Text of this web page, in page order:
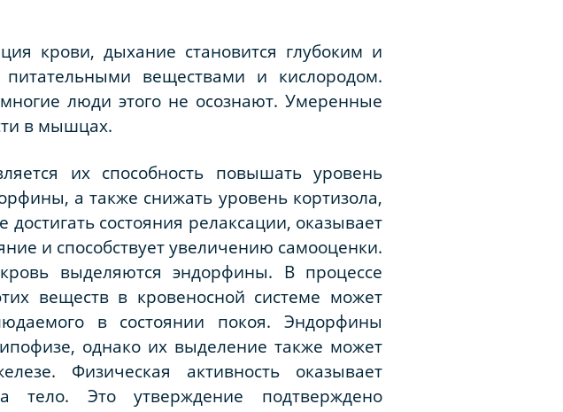
крови, дыхание становится глубоким и
веществами и кислородом.
люди этого не осознают. Умеренные
в мышцах.
их способность повышать уровень
а также снижать уровень кортизола,
состояния релаксации, оказывает
и способствует увеличению самооценки.
выделяются эндорфины. В процессе
веществ в кровеносной системе может
в состоянии покоя. Эндорфины
однако их выделение также может
Физическая активность оказывает
Это утверждение подтверждено